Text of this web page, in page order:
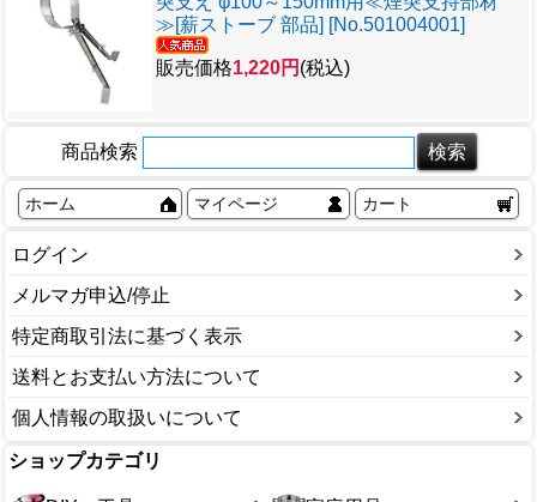
≫[薪ストーブ 部品] [No.501004001]
販売価格1,220円 (税込)
商品検索
ホーム マイページ カート
ログイン
メルマガ申込/停止
特定商取引法に基づく表示
送料とお支払い方法について
個人情報の取扱いについて
ショップカテゴリ